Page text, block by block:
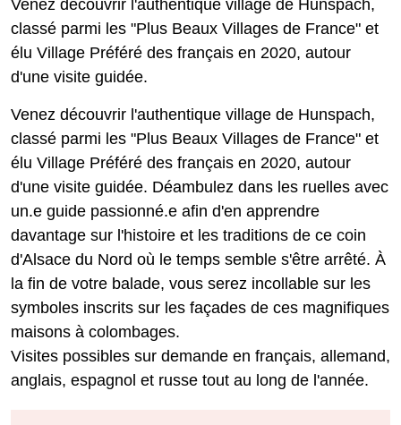
Venez découvrir l'authentique village de Hunspach,
classé parmi les "Plus Beaux Villages de France" et
élu Village Préféré des français en 2020, autour
d'une visite guidée.
Venez découvrir l'authentique village de Hunspach,
classé parmi les "Plus Beaux Villages de France" et
élu Village Préféré des français en 2020, autour
d'une visite guidée. Déambulez dans les ruelles avec
un.e guide passionné.e afin d'en apprendre
davantage sur l'histoire et les traditions de ce coin
d'Alsace du Nord où le temps semble s'être arrêté. À
la fin de votre balade, vous serez incollable sur les
symboles inscrits sur les façades de ces magnifiques
maisons à colombages.
Visites possibles sur demande en français, allemand,
anglais, espagnol et russe tout au long de l'année.